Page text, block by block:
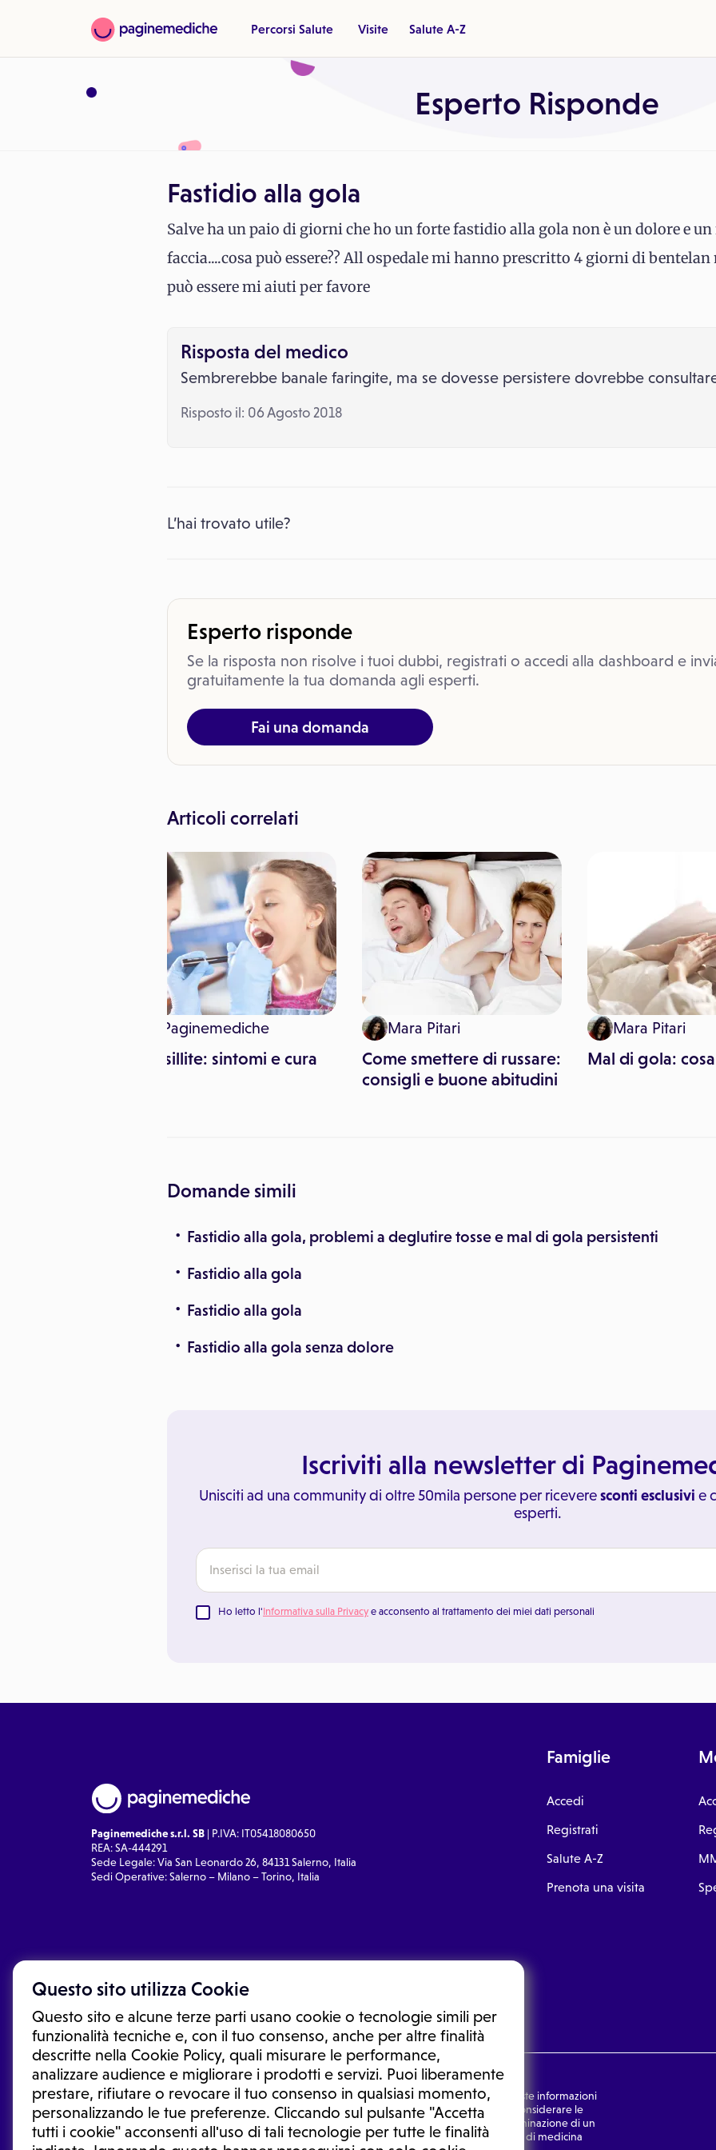
Questo sito utilizza Cookie
Questo sito e alcune terze parti usano cookie o tecnologie simili per
funzionalità tecniche e, con il tuo consenso, anche per altre finalità
descritte nella Cookie Policy, quali misurare le performance,
analizzare audience e migliorare i prodotti e servizi. Puoi liberamente
prestare, rifiutare o revocare il tuo consenso in qualsiasi momento,
personalizzando le tue preferenze. Cliccando sul pulsante "Accetta
tutti i cookie" acconsenti all'uso di tali tecnologie per tutte le finalità
Percorsi Salute Visite Salute A-Z
Esperto Risponde
Fastidio alla gola
Salve ha un paio di giorni che ho un forte fastidio alla gola non è un dolore e
faccia....cosa può essere?? All ospedale mi hanno prescritto 4 giorni di bentelan
può essere mi aiuti per favore
Risposta del medico
Sembrerebbe banale faringite, ma se dovesse persistere dovrebbe
Risposto il: 06 Agosto 2018
L’hai trovato utile?
Esperto risponde
Se la risposta non risolve i tuoi dubbi, registrati o accedi alla dashboard e
gratuitamente la tua domanda agli esperti.
Fai una domanda
Articoli correlati
Paginemediche
Tonsillite: sintomi e cura
Mara Pitari
Come smettere di russare:
consigli e buone abitudini
Mara Pitari
Mal di gola:
Domande simili
Fastidio alla gola, problemi a deglutire tosse e mal di gola persistenti
Fastidio alla gola
Fastidio alla gola
Fastidio alla gola senza dolore
Iscriviti alla newsletter di
Unisciti ad una community di oltre 50mila persone per riceveresconti esclusivi e
esperti.
Ho letto l'Informativa sulla Privacy e acconsento al trattamento dei miei dati personali
Paginemediche s.r.l. SB | P.IVA: IT05418080650
REA: SA-444291
Sede Legale: Via San Leonardo 26, 84131 Salerno, Italia
Sedi Operative: Salerno – Milano – Torino, Italia
Famiglie
Accedi
Registrati
Salute A-Z
Prenota una visita
Le informazioni proposte in questo sito non sono un consulto medico. In nessun caso, queste informazioni
sostituiscono un consulto, una visita o una diagnosi formulata dal medico. Non si devono considerare le
informazioni disponibili come suggerimenti per la formulazione di una diagnosi, la determinazione di un
trattamento o l'assunzione o sospensione di un farmaco senza prima consultare un medico di medicina